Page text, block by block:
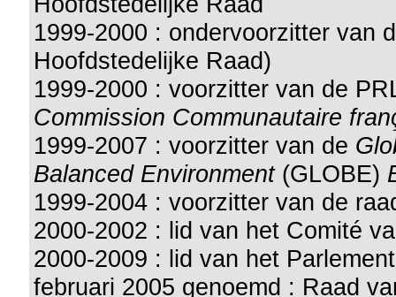
1999-2000 : ondervoorzitter van
Hoofdstedelijke Raad)
1999-2000 : voorzitter van de
Commission Communautaire
1999-2007 : voorzitter van de
Balanced Environment (GLOBE)
1999-2004 : voorzitter van de
2000-2002 : lid van het Comité
2000-2009 : lid van het
februari 2005 genoemd : Raad